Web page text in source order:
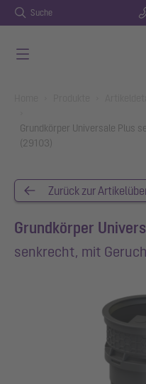
Suche
Grundkörper Universale Plus
(29103)
Zurück zur
Grundkörper
senkrecht, mit